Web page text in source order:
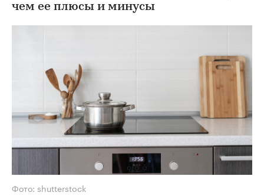
чем ее плюсы и минусы
Фото: shutterstock